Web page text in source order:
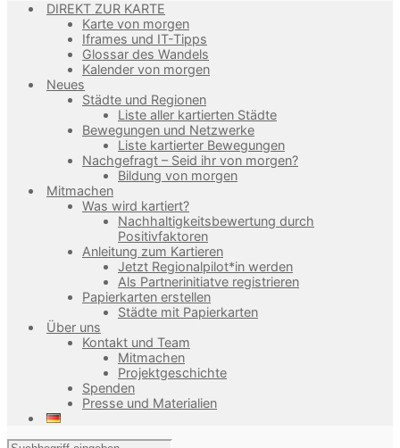
DIREKT ZUR KARTE
Karte von morgen
Iframes und IT-Tipps
Glossar des Wandels
Kalender von morgen
Neues
Städte und Regionen
Liste aller kartierten Städte
Bewegungen und Netzwerke
Liste kartierter Bewegungen
Nachgefragt – Seid ihr von morgen?
Bildung von morgen
Mitmachen
Was wird kartiert?
Nachhaltigkeitsbewertung durch
Positivfaktoren
Anleitung zum Kartieren
Jetzt Regionalpilot*in werden
Als Partnerinitiatve registrieren
Papierkarten erstellen
Städte mit Papierkarten
Über uns
Kontakt und Team
Mitmachen
Projektgeschichte
Spenden
Presse und Materialien